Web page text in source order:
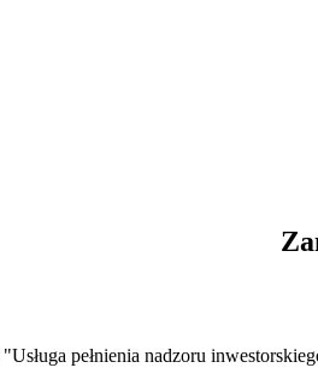
"Usługa pełnienia nadzoru